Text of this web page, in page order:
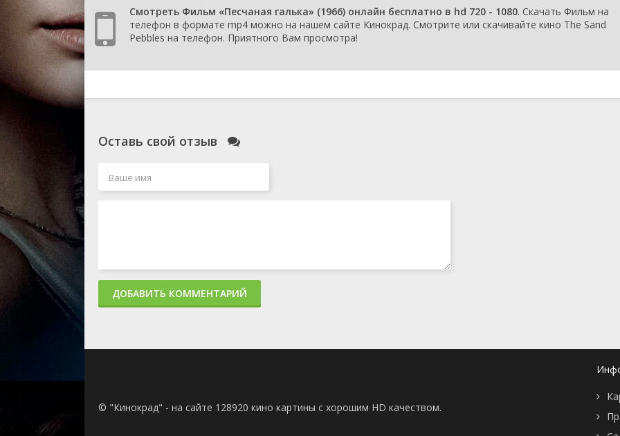
Смотреть Фильм «Песчаная галька» (1966) онлайн бесплатно в hd 720 - 1080. Скачать Фильм на
телефон в формате mp4 можно на нашем сайте Кинокрад. Смотрите или скачивайте кино The Sand
Pebbles на телефон. Приятного Вам просмотра!
Оставь свой отзыв
ДОБАВИТЬ КОММЕНТАРИЙ
© "Кинокрад" - на сайте 128920 кино картины с хорошим HD качеством.